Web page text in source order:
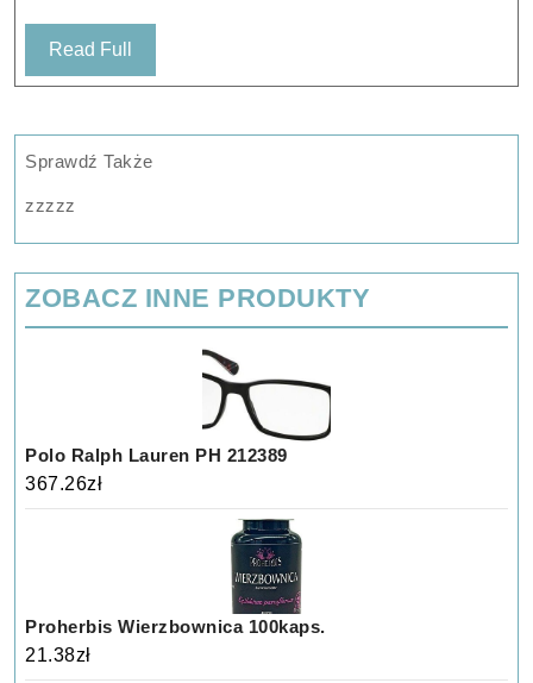
10g
Read Full
Full
Sprawdź Także
zzzzz
ZOBACZ INNE PRODUKTY
Polo Ralph Lauren PH 212389
367.26zł
Proherbis Wierzbownica 100kaps.
21.38zł